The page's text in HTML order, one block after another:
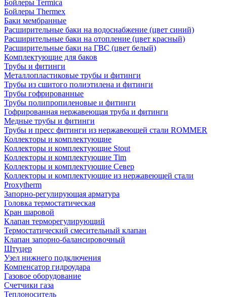
Бойлеры Termica
Бойлеры Thermex
Баки мембранные
Расширительные баки на водоснабжение (цвет синий)
Расширительные баки на отопление (цвет красный)
Расширительные баки на ГВС (цвет белый)
Комплектующие для баков
Трубы и фитинги
Металлопластиковые трубы и фитинги
Трубы из сшитого полиэтилена и фитинги
Трубы гофрированные
Трубы полипропиленовые и фитинги
Гофрированная нержавеющая труба и фитинги
Медные трубы и фитинги
Трубы и пресс фитинги из нержавеющей стали ROMMER
Коллекторы и комплектующие
Коллекторы и комплектующие Stout
Коллекторы и комплектующие Tim
Коллекторы и комплектующие Север
Коллекторы и комплектующие из нержавеющей стали
Proxytherm
Запорно-регулирующая арматура
Головка термостатическая
Кран шаровой
Клапан терморегулирующий
Термостатический смесительный клапан
Клапан запорно-балансировочный
Штуцер
Узел нижнего подключения
Компенсатор гидроудара
Газовое оборудование
Счетчики газа
Теплоноситель